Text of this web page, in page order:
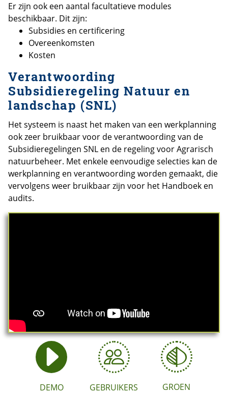
Er zijn ook een aantal facultatieve modules
beschikbaar. Dit zijn:
Subsidies en certificering
Overeenkomsten
Kosten
Verantwoording
Subsidieregeling Natuur en
landschap (SNL)
Het systeem is naast het maken van een werkplanning
ook zeer bruikbaar voor de verantwoording van de
Subsidieregelingen SNL en de regeling voor Agrarisch
natuurbeheer. Met enkele eenvoudige selecties kan de
werkplanning en verantwoording worden gemaakt, die
vervolgens weer bruikbaar zijn voor het Handboek en
audits.
DEMO
GEBRUIKERS
GROEN